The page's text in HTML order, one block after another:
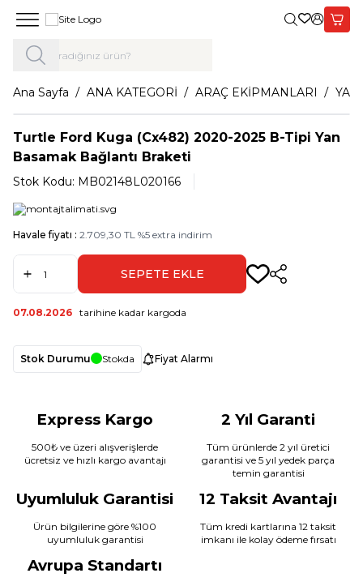
Giriş Yap,
Ana Sayfa ANA KATEGORİ ARAÇ EKİPMANLARI
Turtle Ford Kuga (Cx482) 2020-2025 B-Tipi Yan
Basamak Bağlantı Braketi
Stok Kodu: MB02148L020166
Havale fiyatı : 2.709,30 TL %5 extra indirim
SEPETE EKLE Paylaş
07.08.2026 tarihine kadar kargoda
Stok Durumu Stokda Fiyat Alarmı
Express Kargo
500₺ ve üzeri alışverişlerde
ücretsiz ve hızlı kargo avantajı
2 Yıl Garanti
Tüm ürünlerde 2 yıl üretici
garantisi ve 5 yıl yedek parça
temin garantisi
Uyumluluk Garantisi
Ürün bilgilerine göre %100
uyumluluk garantisi
12 Taksit Avantajı
Tüm kredi kartlarına 12 taksit
imkanı ile kolay ödeme fırsatı
Avrupa Standartı